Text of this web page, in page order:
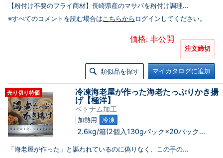
【粉付け不要のフライ商材】長崎県産のマサバを粉付け調理...
※すべてのコメントを読む場合はこちらから ログインしてください。
価格: 非公開
注文締切
類似品を探す マイカタログに追加
売り切り特価
冷凍海老屋が作った海老たっぷりかき揚
げ【極洋】
ベトナム加工
加熱用 冷凍
2.6kg/箱(2個入130gパック×20パック...
「海老屋が作った」と謳われているのに偽りなく、この手の...